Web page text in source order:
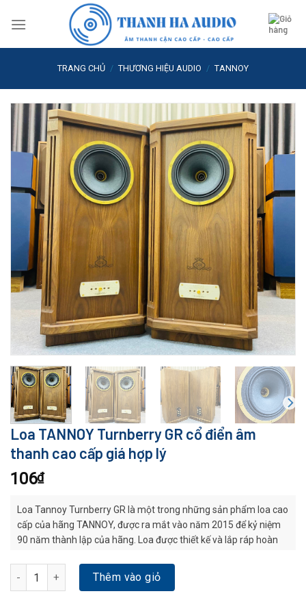
TRANG CHỦ / THƯƠNG HIỆU AUDIO / TANNOY
Loa TANNOY Turnberry GR cổ điển âm
thanh cao cấp giá hợp lý
106₫
Loa Tannoy Turnberry GR là một trong những sản phẩm loa cao
cấp của hãng TANNOY, được ra mắt vào năm 2015 để kỷ niệm
90 năm thành lập của hãng. Loa được thiết kế và lắp ráp hoàn
Loa TANNOY Turnberry GR cổ điển âm thanh cao cấp giá hợp lý
Thêm vào giỏ